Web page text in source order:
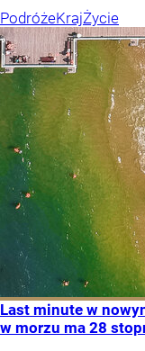
PodróżeKrajŻycie
Last minute w
w morzu ma 28